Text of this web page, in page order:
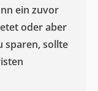
ein zuvor
oder aber
sparen, sollte